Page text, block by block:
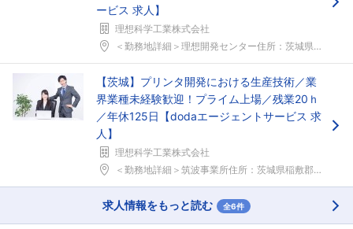
ービス 求人】
理想科学工業株式会社
＜勤務地詳細＞理想開発センター住所：茨城県つくば市...
【茨城】プリンタ開発における生産技術／業
界業種未経験歓迎！プライム上場／残業20ｈ
／年休125日【dodaエージェントサービス 求
人】
理想科学工業株式会社
＜勤務地詳細＞筑波事業所住所：茨城県稲敷郡阿見町大...
求人情報をもっと読む 全6件